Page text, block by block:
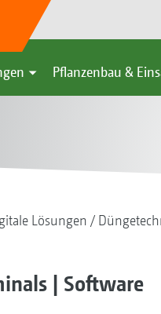
Pflanzenbau &
Lösungen
| Software